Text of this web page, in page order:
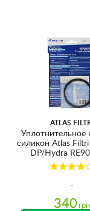
ATLAS
Уплотнительное
силикон Atlas
DP/Hydra
340 грн